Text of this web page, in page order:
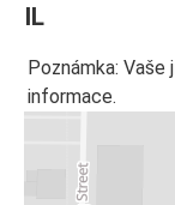
IL
Poznámka: Vaše
informace.